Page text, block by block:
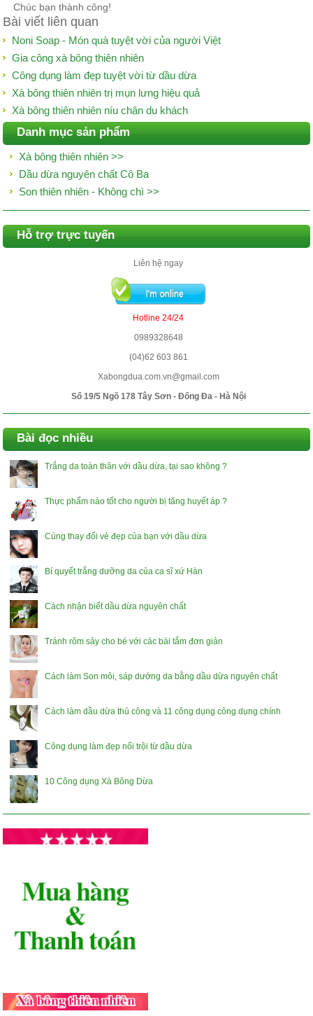
Chúc bạn thành công!
Bài viết liên quan
Noni Soap - Món quà tuyệt vời của người Việt
Gia công xà bông thiên nhiên
Công dụng làm đẹp tuyệt vời từ dầu dừa
Xà bông thiên nhiên trị mụn lưng hiệu quả
Xà bông thiên nhiên níu chân du khách
Danh mục sản phẩm
Xà bông thiên nhiên >>
Dầu dừa nguyên chất Cô Ba
Son thiên nhiên - Không chì >>
Hỗ trợ trực tuyến
Liên hệ ngay
Hotline 24/24
0989328648
(04)62 603 861
Xabongdua.com.vn@gmail.com
Số 19/5 Ngõ 178 Tây Sơn - Đống Đa - Hà Nội
Bài đọc nhiều
Trắng da toàn thân với dầu dừa, tại sao không ?
Thực phẩm nào tốt cho người bị tăng huyết áp ?
Cùng thay đổi vẻ đẹp của bạn với dầu dừa
Bí quyết trắng dưỡng da của ca sĩ xứ Hàn
Cách nhận biết dầu dừa nguyên chất
Tránh rôm sảy cho bé với các bài tắm đơn giản
Cách làm Son môi, sáp dướng da bằng dầu dừa nguyên chất
Cách làm dầu dừa thủ công và 11 công dụng công dụng chính
Công dụng làm đẹp nổi trội từ dầu dừa
10 Công dụng Xà Bông Dừa